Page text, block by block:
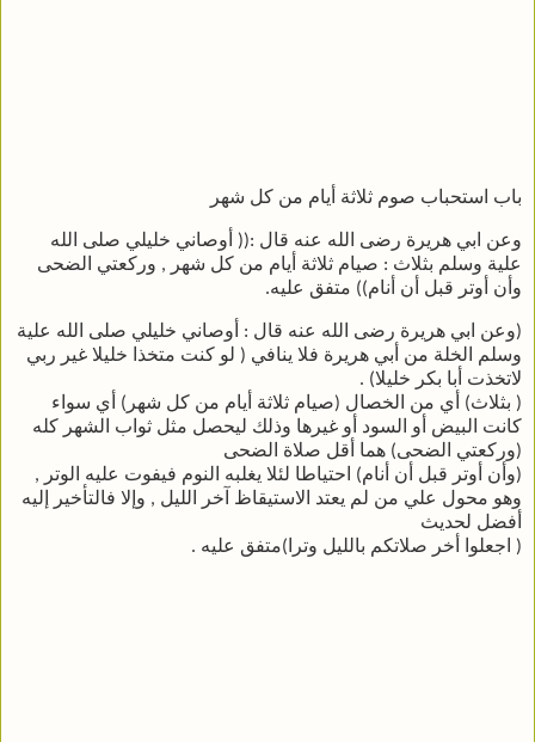
باب استحباب صوم ثلاثة أيام من كل شهر
وعن ابي هريرة رضى الله عنه قال :(( أوصاني خليلي صلى الله
علية وسلم بثلاث : صيام ثلاثة أيام من كل شهر , وركعتي الضحى
وأن أوتر قبل أن أنام)) متفق عليه.
(وعن ابي هريرة رضى الله عنه قال : أوصاني خليلي صلى الله علية
وسلم الخلة من أبي هريرة فلا ينافي ( لو كنت متخذا خليلا غير ربي
لاتخذت أبا بكر خليلا) .
( بثلاث) أي من الخصال (صيام ثلاثة أيام من كل شهر) أي سواء
كانت البيض أو السود أو غيرها وذلك ليحصل مثل ثواب الشهر كله
(وركعتي الضحى) هما أقل صلاة الضحى
(وأن أوتر قبل أن أنام) احتياطا لئلا يغلبه النوم فيفوت عليه الوتر ,
وهو محول علي من لم يعتد الاستيقاظ آخر الليل , وإلا فالتأخير إليه
أفضل لحديث
( اجعلوا أخر صلاتكم بالليل وترا)متفق عليه .